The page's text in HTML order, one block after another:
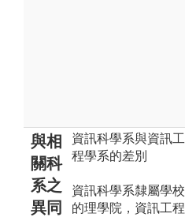
與相
關科
系之
異同
資訊科學系與資訊工
程學系的差別
資訊科學系隸屬學校
的理學院，資訊工程